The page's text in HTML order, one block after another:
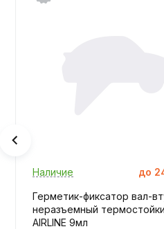
Наличие до
Герметик-фиксатор вал-
неразъемный
AIRLINE 9мл